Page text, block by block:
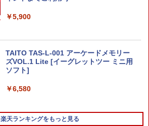
witch 2 Edition
￥7,458
【中古】[PS5] ファンタジーライフi グル
￥3,980
●【中古】 クレールオブスキュール：エ
￥5,900
TAITO TAS-L-001 アーケードメモリー
ズVOL.1 Lite [イーグレットツー ミニ用
ソフト]
￥6,580
楽天ランキングをもっと見る